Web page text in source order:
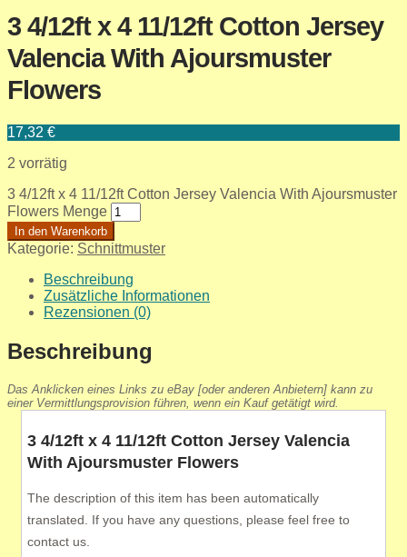
3 4/12ft x 4 11/12ft Cotton Jersey
Valencia With Ajoursmuster
Flowers
17,32 €
2 vorrätig
3 4/12ft x 4 11/12ft Cotton Jersey Valencia With Ajoursmuster
Flowers Menge
In den Warenkorb
Kategorie: Schnittmuster
Beschreibung
Zusätzliche Informationen
Rezensionen (0)
Beschreibung
Das Anklicken eines Links zu eBay [oder anderen Anbietern] kann zu
einer Vermittlungsprovision führen, wenn ein Kauf getätigt wird.
3 4/12ft x 4 11/12ft Cotton Jersey Valencia
With Ajoursmuster Flowers
The description of this item has been automatically
translated. If you have any questions, please feel free to
contact us.